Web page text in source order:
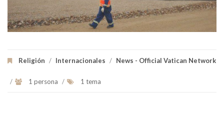
Religión / Internacionales / News - Official Vatican Network
/ 1 persona / 1 tema